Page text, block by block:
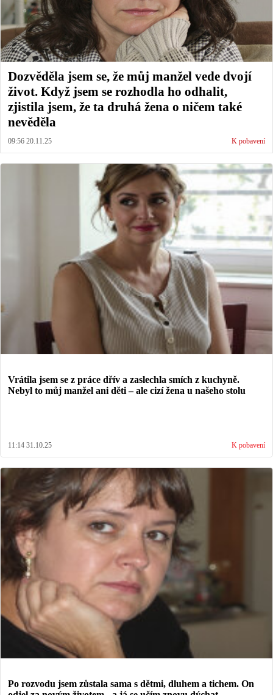
Dozvěděla jsem se, že můj manžel vede dvojí
život. Když jsem se rozhodla ho odhalit,
zjistila jsem, že ta druhá žena o ničem také
nevěděla
09:56 20.11.25 K pobavení
Vrátila jsem se z práce dřív a zaslechla smích z kuchyně.
Nebyl to můj manžel ani děti – ale cizí žena u našeho stolu
11:14 31.10.25 K pobavení
Po rozvodu jsem zůstala sama s dětmi, dluhem a tichem. On